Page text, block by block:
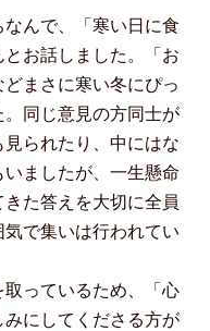
んで、「寒い日に食
お話しました。「お
まさに寒い冬にぴっ
同じ意見の方同士が
られたり、中にはな
ましたが、一生懸命
た答えを大切に全員
で集いは行われてい
っているため、「心
にしてくださる方が